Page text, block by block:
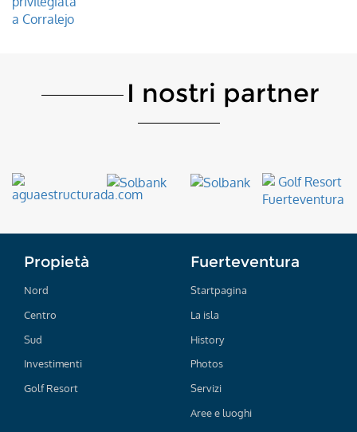
I nostri partner
Propietà
Nord
Centro
Sud
Investimenti
Golf Resort
Fuerteventura
Startpagina
La isla
History
Photos
Servizi
Aree e luoghi